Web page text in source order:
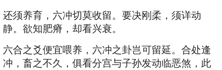
还须养育，六冲切莫收留。要决刚柔，须详动
静。欲知肥瘠，却看兴衰。
六合之爻便宜喂养，六冲之卦岂可留延。合处逢
冲，畜之不久，俱看分宫与子孙发动临恶煞，此